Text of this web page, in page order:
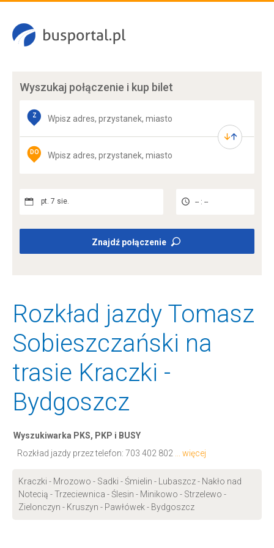
Wyszukaj połączenie i kup bilet
Z
DO
pt. 7 sie. -- : --
Znajdź połączenie
Rozkład jazdy Tomasz
Sobieszczański na
trasie Kraczki -
Bydgoszcz
Wyszukiwarka PKS, PKP i BUSY
Rozkład jazdy przez telefon: 703 402 802 ... więcej
Kraczki - Mrozowo - Sadki - Śmielin - Lubaszcz - Nakło nad
Notecią - Trzeciewnica - Ślesin - Minikowo - Strzelewo -
Zielonczyn - Kruszyn - Pawłówek - Bydgoszcz